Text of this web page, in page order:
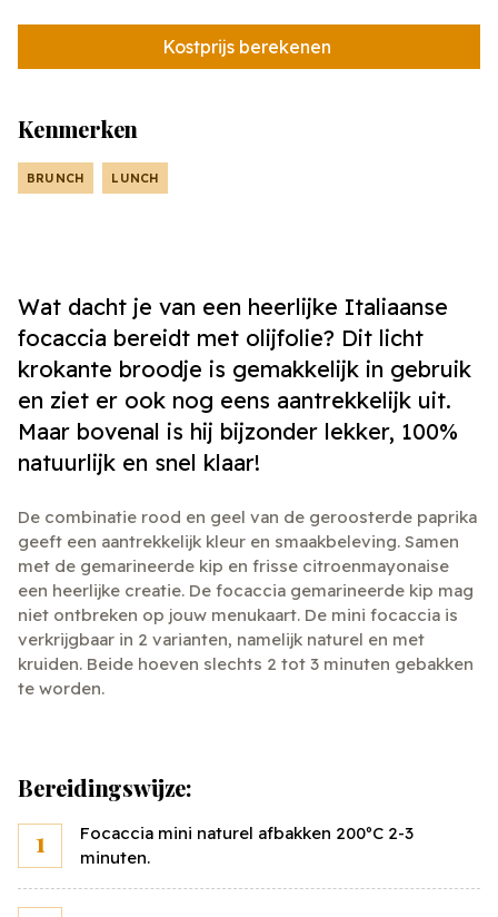
Kostprijs berekenen
Kenmerken
BRUNCH LUNCH
Wat dacht je van een heerlijke Italiaanse
focaccia bereidt met olijfolie? Dit licht
krokante broodje is gemakkelijk in gebruik
en ziet er ook nog eens aantrekkelijk uit.
Maar bovenal is hij bijzonder lekker, 100%
natuurlijk en snel klaar!
De combinatie rood en geel van de geroosterde paprika
geeft een aantrekkelijk kleur en smaakbeleving. Samen
met de gemarineerde kip en frisse citroenmayonaise
een heerlijke creatie. De focaccia gemarineerde kip mag
niet ontbreken op jouw menukaart. De mini focaccia is
verkrijgbaar in 2 varianten, namelijk naturel en met
kruiden. Beide hoeven slechts 2 tot 3 minuten gebakken
te worden.
Bereidingswijze:
Focaccia mini naturel afbakken 200ºC 2-3
minuten.